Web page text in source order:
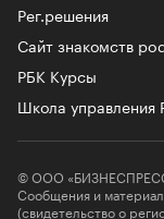
Рег.решения
Сайт знакомств
РБК Курсы
Школа управления
© ООО
Сообщения и
(свидетельство о